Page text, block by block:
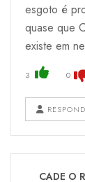
esgoto é
quase que
existe em
3 0
CADE O